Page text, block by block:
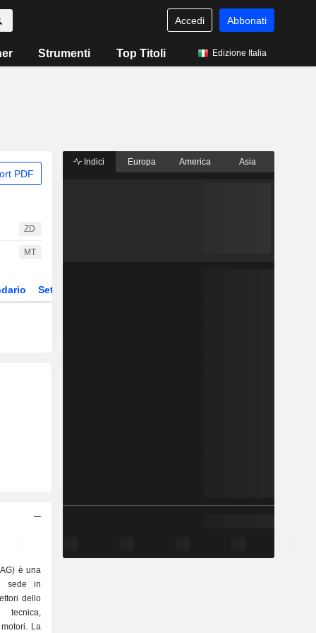
Accedi Abbonati
Strumenti Top Titoli Edizione Italia
PDF
ZD
MT
Settore
è una
sede in
dello
tecnica,
La
Indici Europa America Asia